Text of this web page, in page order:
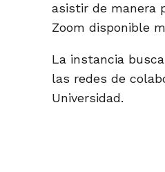
asistir de manera
Zoom disponible
La instancia
las redes de
Universidad.